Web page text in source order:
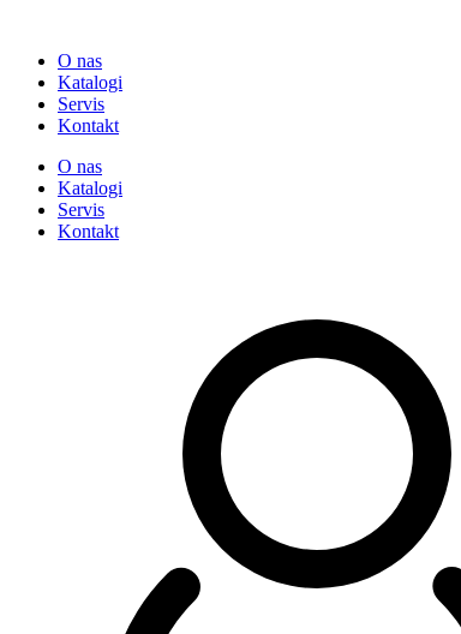
O nas
Katalogi
Servis
Kontakt
O nas
Katalogi
Servis
Kontakt